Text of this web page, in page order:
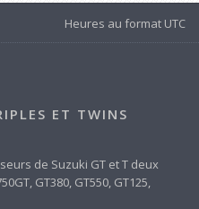
Heures au format UTC
ET TWINS
de Suzuki GT et T deux
GT380, GT550, GT125,